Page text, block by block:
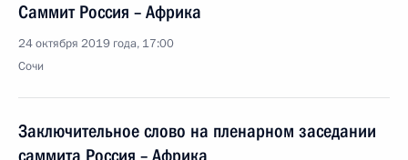
Саммит Россия – Африка
24 октября 2019 года, 17:00
Сочи
Заключительное слово на пленарном заседании
саммита Россия – Африка